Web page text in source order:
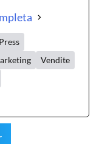
Vendite